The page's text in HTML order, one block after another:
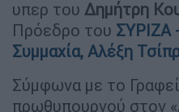
υπερ του Δημήτρη
Πρόεδρο του ΣΥΡΙΖΑ
Συμμαχία, Αλέξη
Σύμφωνα με το
πρωθυπουργού στον